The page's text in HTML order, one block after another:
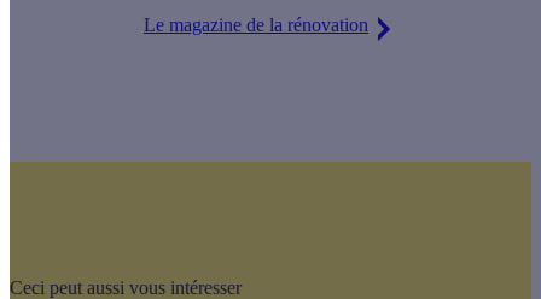
Le magazine de la rénovation
Ceci peut aussi vous intéresser